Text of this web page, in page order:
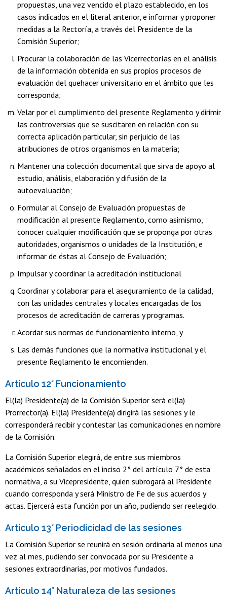
propuestas, una vez vencido el plazo establecido, en los
casos indicados en el literal anterior, e informar y proponer
medidas a la Rectoría, a través del Presidente de la
Comisión Superior;
Procurar la colaboración de las Vicerrectorías en el análisis
de la información obtenida en sus propios procesos de
evaluación del quehacer universitario en el ámbito que les
corresponda;
Velar por el cumplimiento del presente Reglamento y dirimir
las controversias que se suscitaren en relación con su
correcta aplicación particular, sin perjuicio de las
atribuciones de otros organismos en la materia;
Mantener una colección documental que sirva de apoyo al
estudio, análisis, elaboración y difusión de la
autoevaluación;
Formular al Consejo de Evaluación propuestas de
modificación al presente Reglamento, como asimismo,
conocer cualquier modificación que se proponga por otras
autoridades, organismos o unidades de la Institución, e
informar de éstas al Consejo de Evaluación;
Impulsar y coordinar la acreditación institucional
Coordinar y colaborar para el aseguramiento de la calidad,
con las unidades centrales y locales encargadas de los
procesos de acreditación de carreras y programas.
Acordar sus normas de funcionamiento interno, y
Las demás funciones que la normativa institucional y el
presente Reglamento le encomienden.
Artículo 12° Funcionamiento
El(la) Presidente(a) de la Comisión Superior será el(la)
Prorrector(a). El(la) Presidente(a) dirigirá las sesiones y le
corresponderá recibir y contestar las comunicaciones en nombre
de la Comisión.
La Comisión Superior elegirá, de entre sus miembros
académicos señalados en el inciso 2° del artículo 7° de esta
normativa, a su Vicepresidente, quien subrogará al Presidente
cuando corresponda y será Ministro de Fe de sus acuerdos y
actas. Ejercerá esta función por un año, pudiendo ser reelegido.
Artículo 13° Periodicidad de las sesiones
La Comisión Superior se reunirá en sesión ordinaria al menos una
vez al mes, pudiendo ser convocada por su Presidente a
sesiones extraordinarias, por motivos fundados.
Artículo 14° Naturaleza de las sesiones